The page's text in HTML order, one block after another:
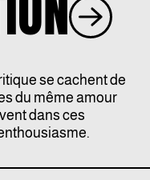
se cachent de
du même amour
dans ces